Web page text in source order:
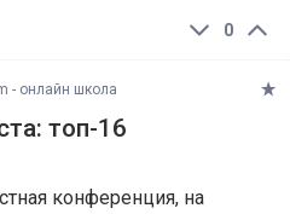
0
- онлайн школа
топ-16
конференция, на